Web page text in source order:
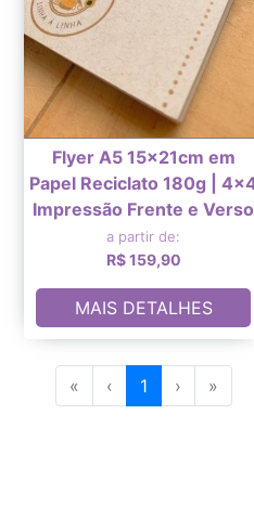
Flyer A5 15x21cm em
Papel Reciclato 180g |
Impressão Frente e Verso
a partir de:
R$ 159,90
MAIS DETALHES
« ‹ 1 › »